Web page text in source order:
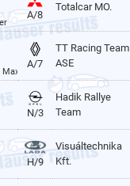
A/8
Totalcar MO.
A/7
TT Racing Team
ASE
N/3
Hadik Rallye
Team
H/9
Visuáltechnika
Kft.